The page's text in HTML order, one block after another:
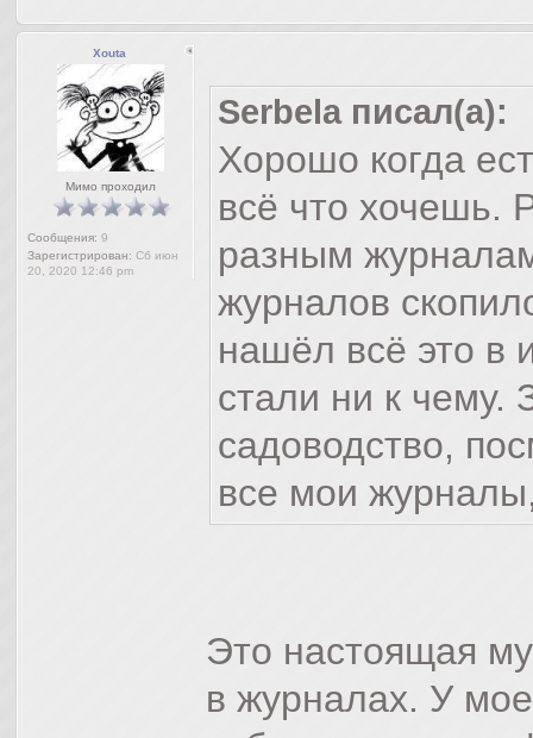
Xouta
Мимо проходил
Сообщения: 9
Зарегистрирован: Сб июн
20, 2020 12:46 pm
Serbela писал(а):
Хорошо когда
всё что хочешь.
разным
журналов
нашёл всё это в
стали ни к чему.
садоводство,
все мои
Это настоящая
в журналах. У